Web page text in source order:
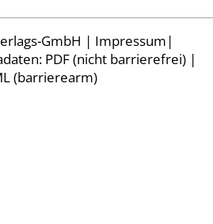
GmbH | Impressum |
PDF (nicht barrierefrei) |
(barrierearm)